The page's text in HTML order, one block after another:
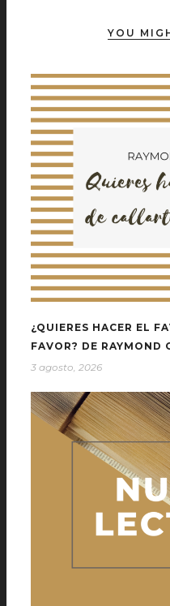
YOU
¿QUIERES HACER EL
FAVOR? DE RAYMOND
3 agosto, 2026